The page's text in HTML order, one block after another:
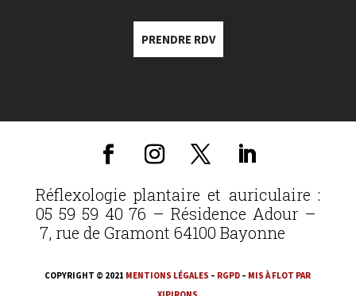
PRENDRE RDV
Réflexologie plantaire et auriculaire :
05 59 59 40 76 – Résidence Adour –
7, rue de Gramont 64100 Bayonne
COPYRIGHT © 2021 MENTIONS LÉGALES – RGPD – MIS À FLOT PAR